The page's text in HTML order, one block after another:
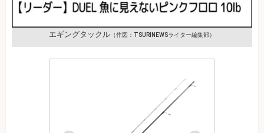
エギングタックル （作図：TSURINEWSライター編集部）